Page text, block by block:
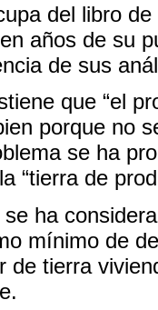
del libro
años de su
de sus
que “el
porque no
se ha
“tierra de
ha
mínimo de
de tierra